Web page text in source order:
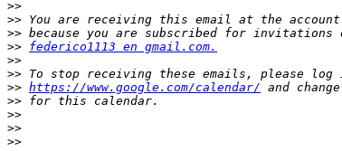
>>
>> You are receiving this email at the account
>>
>> federico1113 en gmail.com.
>>
>>
>> https://www.google.com/calendar/
>>
>>
>>
>>